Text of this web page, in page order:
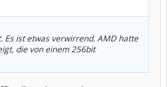
Es ist etwas verwirrend. AMD hatte
die von einem 256bit